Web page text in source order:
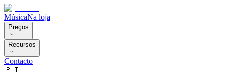
MúsicaNa loja
Preços
Recursos
Contacto
🇵🇹